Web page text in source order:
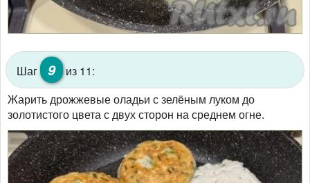
Шаг 9
из 11:
Жарить дрожжевые оладьи с зелёным луком до
золотистого цвета с двух сторон на среднем огне.